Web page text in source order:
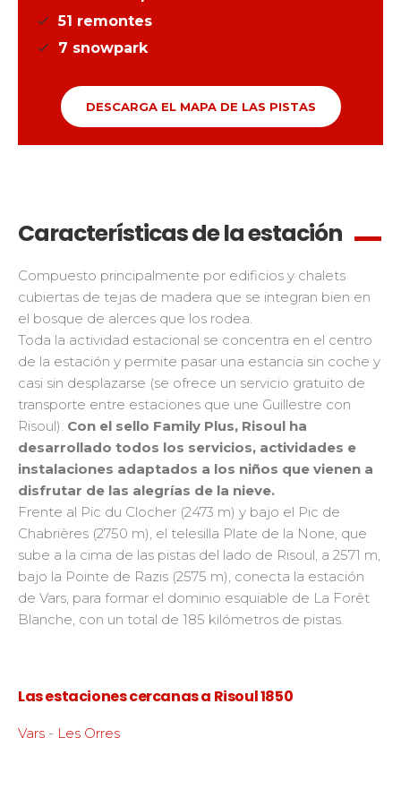
51 remontes
7 snowpark
DESCARGA EL MAPA DE LAS PISTAS
Características de la estación
Compuesto principalmente por edificios y chalets
cubiertas de tejas de madera que se integran bien en
el bosque de alerces que los rodea.
Toda la actividad estacional se concentra en el centro
de la estación y permite pasar una estancia sin coche y
casi sin desplazarse (se ofrece un servicio gratuito de
transporte entre estaciones que une Guillestre con
Risoul). Con el sello Family Plus, Risoul ha
desarrollado todos los servicios, actividades e
instalaciones adaptados a los niños que vienen a
disfrutar de las alegrías de la nieve.
Frente al Pic du Clocher (2473 m) y bajo el Pic de
Chabrières (2750 m), el telesilla Plate de la None, que
sube a la cima de las pistas del lado de Risoul, a 2571 m,
bajo la Pointe de Razis (2575 m), conecta la estación
de Vars, para formar el dominio esquiable de La Forêt
Blanche, con un total de 185 kilómetros de pistas.
Las estaciones cercanas a Risoul 1850
Vars - Les Orres